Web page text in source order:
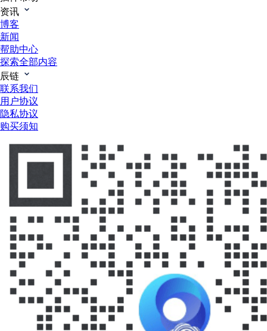
资讯
博客
新闻
帮助中心
探索全部内容
辰链
联系我们
用户协议
隐私协议
购买须知